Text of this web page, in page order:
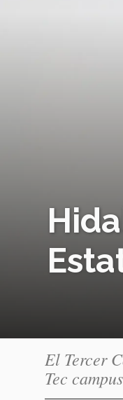
El Tercer
Tec